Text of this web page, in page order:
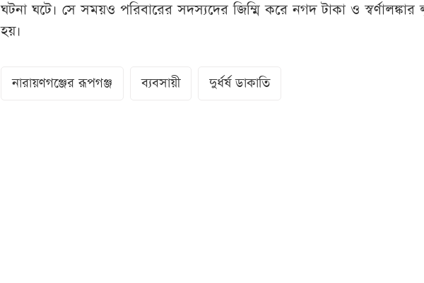
ঘটনা ঘটে। সে সময়ও পরিবারের সদস্যদের জিম্মি করে নগদ টাকা ও
হয়।
নারায়ণগঞ্জের রূপগঞ্জ ব্যবসায়ী দুর্ধর্ষ ডাকাতি